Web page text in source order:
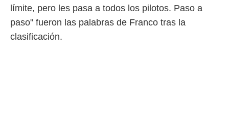
límite, pero les pasa a todos los pilotos. Paso a
paso" fueron las palabras de Franco tras la
clasificación.